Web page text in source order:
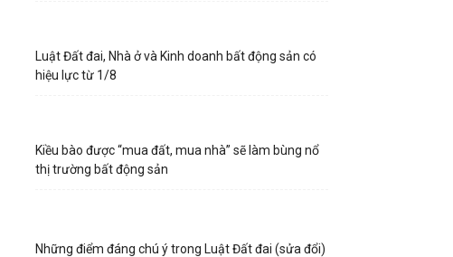
Luật Đất đai, Nhà ở và Kinh doanh bất động sản có
hiệu lực từ 1/8
Kiều bào được “mua đất, mua nhà” sẽ làm bùng nổ
thị trường bất động sản
Những điểm đáng chú ý trong Luật Đất đai (sửa đổi)